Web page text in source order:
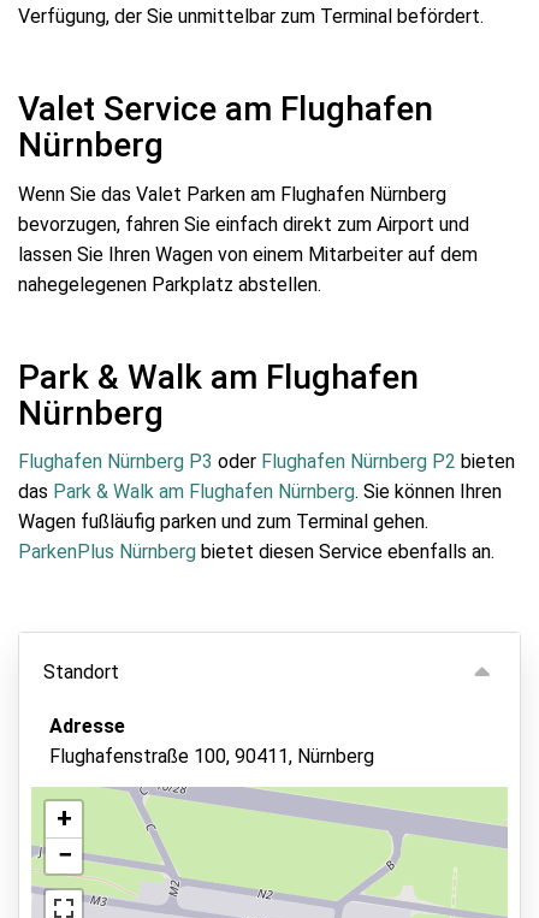
Verfügung, der Sie unmittelbar zum Terminal befördert.
Valet Service am Flughafen
Nürnberg
Wenn Sie das Valet Parken am Flughafen Nürnberg
bevorzugen, fahren Sie einfach direkt zum Airport und
lassen Sie Ihren Wagen von einem Mitarbeiter auf dem
nahegelegenen Parkplatz abstellen.
Park & Walk am Flughafen
Nürnberg
Flughafen Nürnberg P3 oder Flughafen Nürnberg P2 bieten
das Park & Walk am Flughafen Nürnberg. Sie können Ihren
Wagen fußläufig parken und zum Terminal gehen.
ParkenPlus Nürnberg bietet diesen Service ebenfalls an.
Standort
Adresse
Flughafenstraße 100, 90411, Nürnberg
+
−